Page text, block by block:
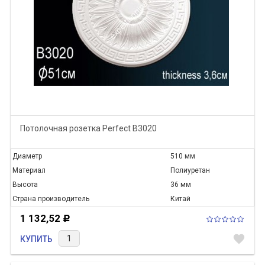
Потолочная розетка Perfect B3020
Диаметр
510 мм
Материал
Полиуретан
Высота
36 мм
Страна производитель
Китай
1 132,52 Р
КУПИТЬ favorite